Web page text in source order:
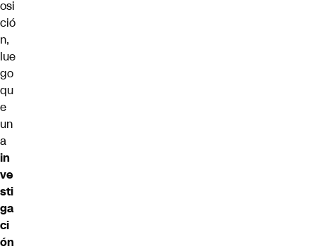
osi
ció
n,
lue
go
qu
e
un
a
in
ve
sti
ga
ci
ón